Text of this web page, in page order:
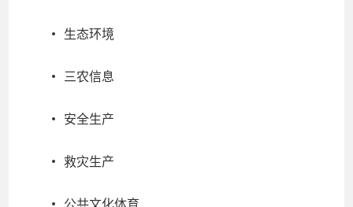
生态环境
三农信息
安全生产
救灾生产
公共文化体育